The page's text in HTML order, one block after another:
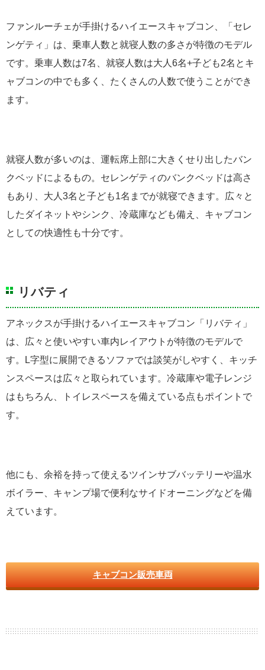
ファンルーチェが手掛けるハイエースキャブコン、「セレ
ンゲティ」は、乗車人数と就寝人数の多さが特徴のモデル
です。乗車人数は7名、就寝人数は大人6名+子ども2名とキ
ャブコンの中でも多く、たくさんの人数で使うことができ
ます。
就寝人数が多いのは、運転席上部に大きくせり出したバン
クベッドによるもの。セレンゲティのバンクベッドは高さ
もあり、大人3名と子ども1名までが就寝できます。広々と
したダイネットやシンク、冷蔵庫なども備え、キャブコン
としての快適性も十分です。
リバティ
アネックスが手掛けるハイエースキャブコン「リバティ」
は、広々と使いやすい車内レイアウトが特徴のモデルで
す。L字型に展開できるソファでは談笑がしやすく、キッチ
ンスペースは広々と取られています。冷蔵庫や電子レンジ
はもちろん、トイレスペースを備えている点もポイントで
す。
他にも、余裕を持って使えるツインサブバッテリーや温水
ボイラー、キャンプ場で便利なサイドオーニングなどを備
えています。
キャブコン販売車両